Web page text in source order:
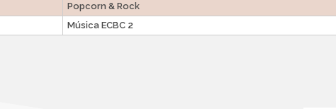
Popcorn & Rock
Música ECBC 2